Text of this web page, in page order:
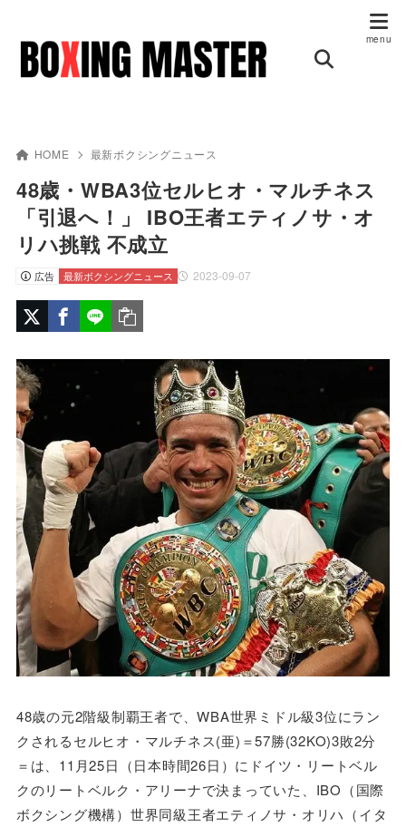
HOME 最新ボクシングニュース
48歳・WBA3位セルヒオ・マルチネス
「引退へ！」 IBO王者エティノサ・オ
リハ挑戦 不成立
広告 2023-09-07
最新ボクシングニュース
48歳の元2階級制覇王者で、WBA世界ミドル級3位にラン
クされるセルヒオ・マルチネス(亜)＝57勝(32KO)3敗2分
＝は、11月25日（日本時間26日）にドイツ・リートベル
クのリートベルク・アリーナで決まっていた、IBO（国際
ボクシング機構）世界同級王者エティノサ・オリハ（イタ